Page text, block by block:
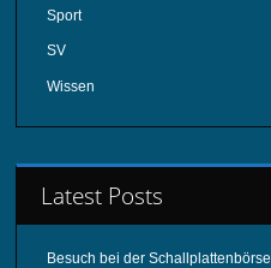
Sport
SV
Wissen
Latest Posts
Besuch bei der Schallplattenbörse